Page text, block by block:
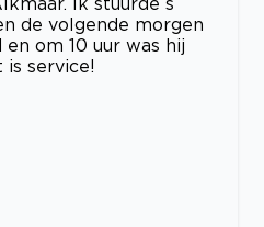
de volgende morgen
om 10 uur was hij
service!